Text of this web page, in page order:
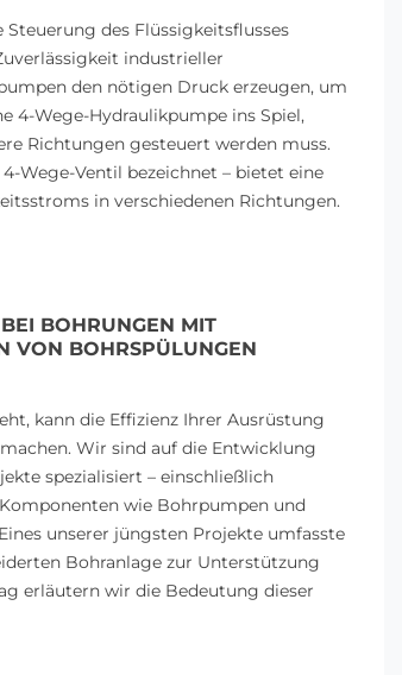
des Flüssigkeitsflusses
industrieller
den nötigen Druck erzeugen, um
4-Wege-Hydraulikpumpe ins Spiel,
Richtungen gesteuert werden muss.
Wege-Ventil bezeichnet – bietet eine
in verschiedenen Richtungen.
BOHRUNGEN MIT
VON BOHRSPÜLUNGEN
kann die Effizienz Ihrer Ausrüstung
Wir sind auf die Entwicklung
spezialisiert – einschließlich
wie Bohrpumpen und
unserer jüngsten Projekte umfasste
Bohranlage zur Unterstützung
erläutern wir die Bedeutung dieser